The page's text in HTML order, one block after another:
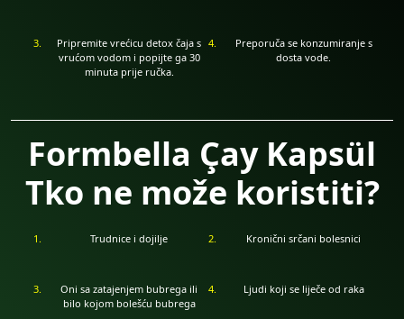
Pripremite vrećicu detox čaja s
vrućom vodom i popijte ga 30
minuta prije ručka.
Preporuča se konzumiranje s
dosta vode.
Formbella Çay Kapsül
Tko ne može koristiti?
Trudnice i dojilje Kronični srčani bolesnici
Oni sa zatajenjem bubrega ili
bilo kojom bolešću bubrega
Ljudi koji se liječe od raka